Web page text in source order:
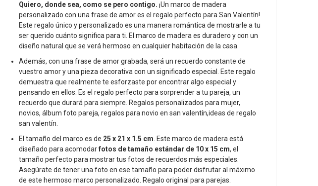
Quiero, donde sea, como se pero contigo. ¡Un marco de madera
personalizado con una frase de amor es el regalo perfecto para San Valentín!
Este regalo único y personalizado es una manera romántica de mostrarle a tu
ser querido cuánto significa para ti. El marco de madera es duradero y con un
diseño natural que se verá hermoso en cualquier habitación de la casa.
Además, con una frase de amor grabada, será un recuerdo constante de
vuestro amor y una pieza decorativa con un significado especial. Este regalo
demuestra que realmente te esforzaste por encontrar algo especial y
pensando en ellos. Es el regalo perfecto para sorprender a tu pareja, un
recuerdo que durará para siempre. Regalos personalizados para mujer,
novios, álbum foto pareja, regalos para novio en san valentín,ideas de regalo
san valentín.
El tamaño del marco es de 25 x 21 x 1.5 cm . Este marco de madera está
diseñado para acomodarfotos de tamaño estándar de 10 x 15 cm, el
tamaño perfecto para mostrar tus fotos de recuerdos más especiales.
Asegúrate de tener una foto en ese tamaño para poder disfrutar al máximo
de este hermoso marco personalizado. Regalo original para parejas.